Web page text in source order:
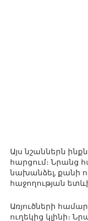
Այս նշաններն
հարցում։ Նրանց
նախանձել, քանի
հաջողության
Առյուծների
ուղեկից կլինի։